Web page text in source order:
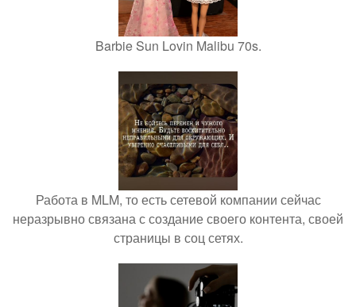
Barbie Sun Lovin Malibu 70s.
Работа в MLM, то есть сетевой компании сейчас
неразрывно связана с создание своего контента, своей
страницы в соц сетях.